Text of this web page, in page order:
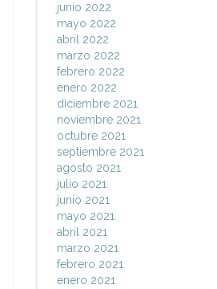
junio 2022
mayo 2022
abril 2022
marzo 2022
febrero 2022
enero 2022
diciembre 2021
noviembre 2021
octubre 2021
septiembre 2021
agosto 2021
julio 2021
junio 2021
mayo 2021
abril 2021
marzo 2021
febrero 2021
enero 2021